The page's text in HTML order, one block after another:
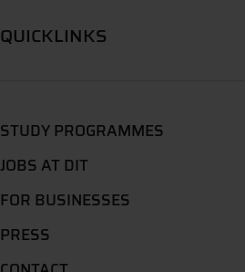
QUICKLINKS
STUDY PROGRAMMES
JOBS AT DIT
FOR BUSINESSES
PRESS